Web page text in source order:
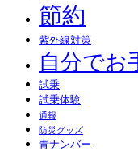
節約
紫外線対策
自分でお
試乗
試乗体験
通報
防災グッズ
青ナンバー